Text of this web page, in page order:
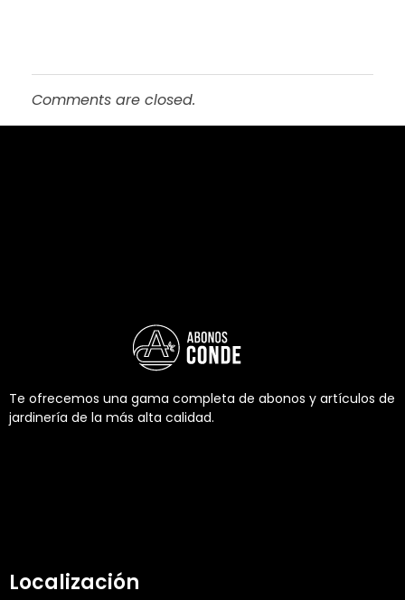
Comments are closed.
Te ofrecemos una gama completa de abonos y artículos de
jardinería de la más alta calidad.
Localización